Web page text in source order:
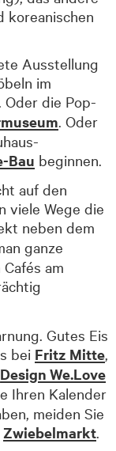
koreanischen
Aus­stel­lung
im
Oder die Pop-
. Oder
Bau beginnen.
auf den
viele Wege die
neben dem
ganze
am
Gutes Eis
bei Fritz Mitte,
Design We.Love
Ihren Kalender
meiden Sie
Zwiebelmarkt.